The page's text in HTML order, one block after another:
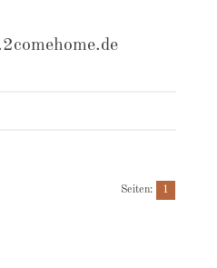
Seiten: 1